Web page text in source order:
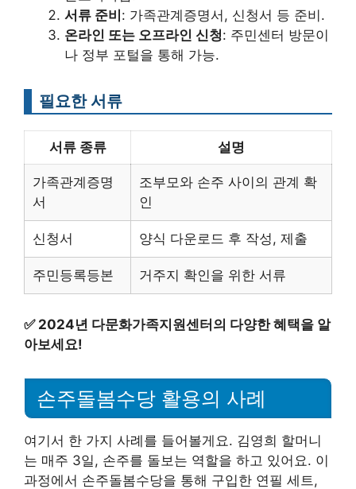
서류 준비 : 가족관계증명서, 신청서 등 준비.
온라인 또는 오프라인 신청: 주민센터 방문이
나 정부 포털을 통해 가능.
필요한 서류
서류 종류 설명
가족관계증명
서
조부모와 손주 사이의 관계 확
인
신청서 양식 다운로드 후 작성, 제출
주민등록등본 거주지 확인을 위한 서류
✅ 2024년 다문화가족지원센터의 다양한 혜택을 알
아보세요!
손주돌봄수당 활용의 사례
여기서 한 가지 사례를 들어볼게요. 김영희 할머니
는 매주 3일, 손주를 돌보는 역할을 하고 있어요. 이
과정에서 손주돌봄수당을 통해 구입한 연필 세트,